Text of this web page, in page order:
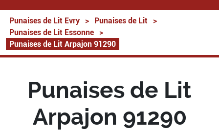
Punaises de Lit Evry > Punaises de Lit
>
Punaises de Lit Essonne
>
Punaises de Lit Arpajon 91290
Punaises de Lit
Arpajon 91290